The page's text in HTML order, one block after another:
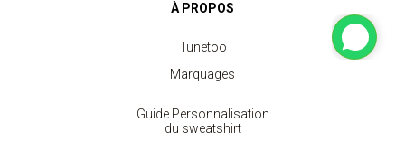
À PROPOS
Tunetoo
Marquages
Guide Personnalisation
du sweatshirt